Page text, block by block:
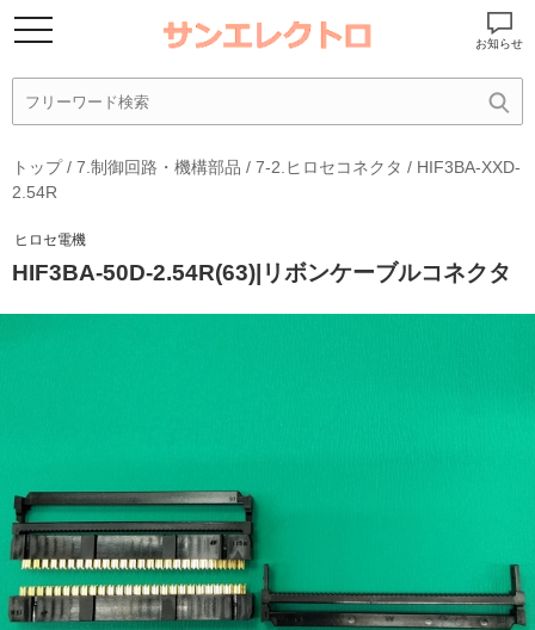
お知らせ
トップ/ 7.制御回路・機構部品 / 7-2.ヒロセコネクタ / HIF3BA-XXD-
2.54R
ヒロセ電機
HIF3BA-50D-2.54R(63)|リボンケーブルコネクタ